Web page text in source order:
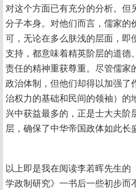
对这个方面已有充分的分析。但
分子本身。对他们而言，儒家的
可，无论在多么肤浅的层面，即
支持，都意味着精英阶层的道德
责任的精神重获尊重。尽管儒家
政治体制，但他们却得以加强了
治权力的基础和民间的领袖）的
兴中获益最多的，正是士大夫阶
层，确保了中华帝国政体如此长
以上即是我在阅读李若晖先生的
学政制研究》一书后一些初步而